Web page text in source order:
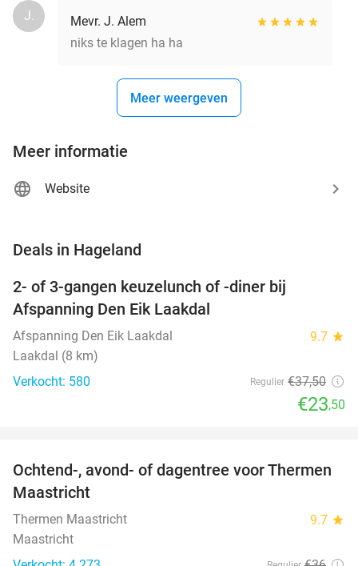
J.
Mevr. J. Alem
niks te klagen ha ha
Meer weergeven
Meer informatie
Website
Deals in Hageland
2- of 3-gangen keuzelunch of -diner bij
Afspanning Den Eik Laakdal
Afspanning Den Eik Laakdal 9.7 star
Laakdal (8 km)
Verkocht: 580
Regulier €37,50
€23,50
25%
Ochtend-, avond- of dagentree voor Thermen
Maastricht
Thermen Maastricht 9.7 star
Maastricht